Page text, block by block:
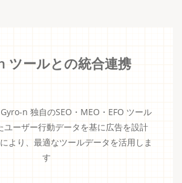
ツールとの統合連携
n 独自のSEO・MEO・EFO ツール
ユーザー行動データを基に広告を設計
により、最適なツールデータを活用しま
す